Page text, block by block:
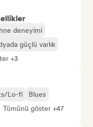
deneyimi
güçlü varlık
+3
Lo-fi
Blues
Tümünü göster +47